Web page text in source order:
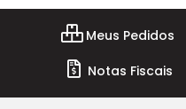
Meus Pedidos
Notas Fiscais